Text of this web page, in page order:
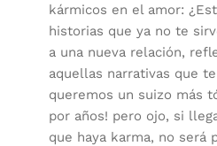
kármicos en el amor:
historias que ya no te
a una nueva relación,
aquellas narrativas que
queremos un suizo más
por años! pero ojo, si
que haya karma, no será